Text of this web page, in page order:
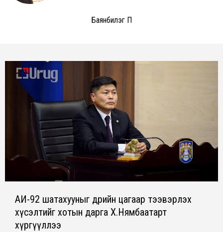
Баянбилэг П
АИ-92 шатахууныг өдрийн цагаар тээвэрлэх
хүсэлтийг хотын дарга Х.Нямбаатарт
хүргүүллээ